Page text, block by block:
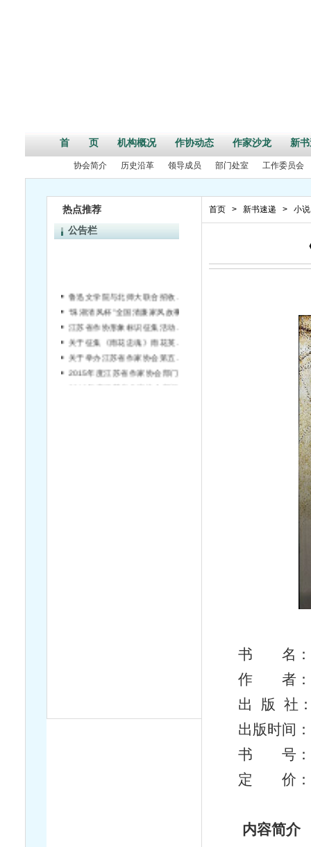
首 页 机构概况 作协动态 作家沙龙 新
协会简介 历史沿革 领导成员 部门处室 工作委员会
热点推荐
公告栏
首页 > 新书速递 > 小说
书 名：
作 者：
出 版 社：
出版时间
书 号：Ｉ
定 价：
内容简介